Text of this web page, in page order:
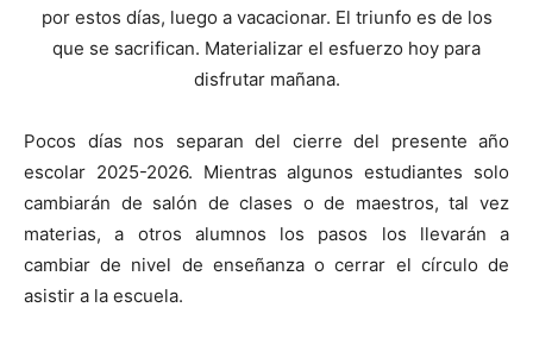
por estos días, luego a vacacionar. El triunfo es de los
que se sacrifican. Materializar el esfuerzo hoy para
disfrutar mañana.
Pocos días nos separan del cierre del presente año
escolar 2025-2026. Mientras algunos estudiantes solo
cambiarán de salón de clases o de maestros, tal vez
materias, a otros alumnos los pasos los llevarán a
cambiar de nivel de enseñanza o cerrar el círculo de
asistir a la escuela.